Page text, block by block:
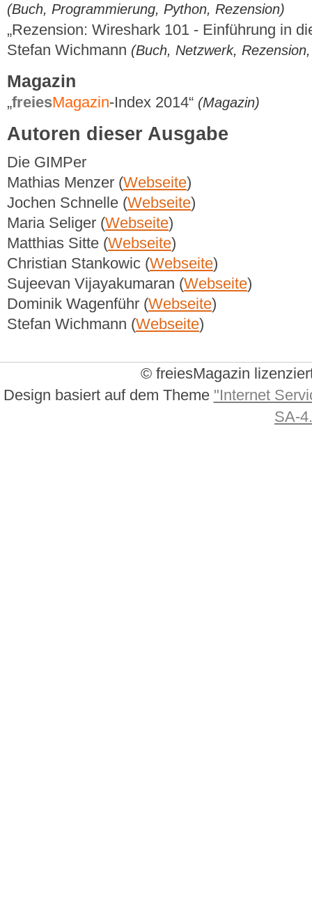
(Buch, Programmierung, Python, Rezension)
„Rezension: Wireshark 101 - Einführung in
Stefan Wichmann (Buch, Netzwerk,
Magazin
„freiesMagazin-Index 2014“ (Magazin)
Autoren dieser Ausgabe
Die GIMPer
Mathias Menzer (Webseite)
Jochen Schnelle (Webseite)
Maria Seliger (Webseite)
Matthias Sitte (Webseite)
Christian Stankowic (Webseite)
Sujeevan Vijayakumaran (Webseite)
Dominik Wagenführ (Webseite)
Stefan Wichmann (Webseite)
© freiesMagazin
Design basiert auf dem Theme "Internet
SA-